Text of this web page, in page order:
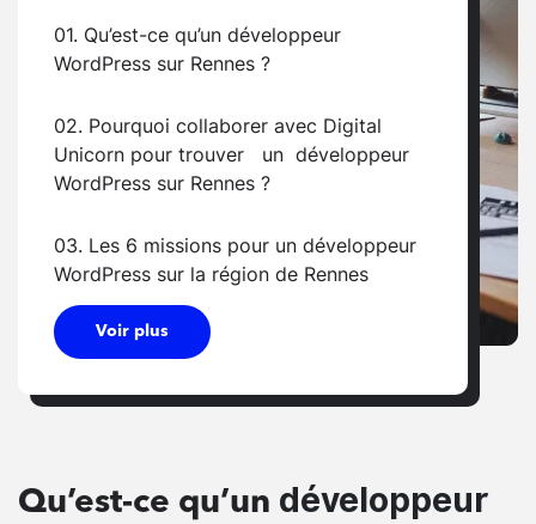
01. Qu’est-ce qu’un développeur
WordPress sur Rennes ?
02. Pourquoi collaborer avec Digital
Unicorn pour trouver un développeur
WordPress sur Rennes ?
03. Les 6 missions pour un développeur
WordPress sur la région de Rennes
Voir plus
Qu’est-ce qu’un développeur